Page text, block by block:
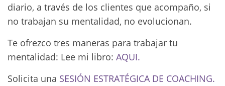
diario, a través de los clientes que acompaño, si
no trabajan su mentalidad, no evolucionan.
Te ofrezco tres maneras para trabajar tu
mentalidad: Lee mi libro: AQUI.
Solicita una SESIÓN ESTRATÉGICA DE COACHING.